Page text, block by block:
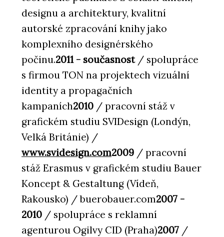
designu a architektury, kvalitní
autorské zpracování knihy jako
komplexního designérského
počinu.2011 - současnost/ spolupráce
s firmou TON na projektech vizuální
identity a propagačních
kampaních2010 / pracovní stáž v
grafickém studiu SVIDesign (Londýn,
Velká Británie) /
www.svidesign.com2009 / pracovní
stáž Erasmus v grafickém studiu Bauer
Koncept & Gestaltung (Vídeň,
Rakousko) / buerobauer.com2007 -
2010 / spolupráce s reklamní
agenturou Ogilvy CID (Praha)2007 /